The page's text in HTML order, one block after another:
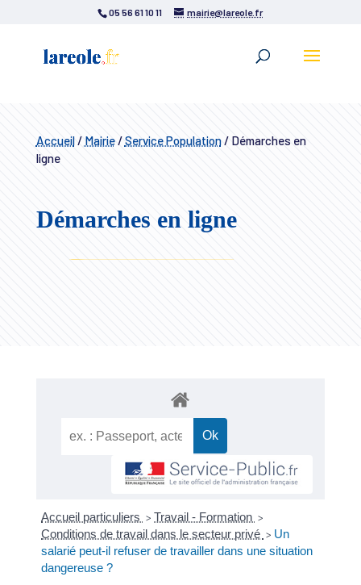
05 56 61 10 11 mairie@lareole.fr
Accueil/ Mairie/Service Population/Démarches en
ligne
Démarches en ligne
Accueil particuliers > Travail - Formation >
Conditions de travail dans le secteur privé > Un
salarié peut-il refuser de travailler dans une situation
dangereuse ?